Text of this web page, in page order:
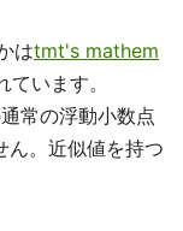
はtmt's mathem
います。
常の浮動小数点
ん。近似値を持つ